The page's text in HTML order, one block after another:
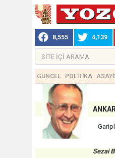
8,555 4,139
GÜNCEL POLİTİKA
Sezai